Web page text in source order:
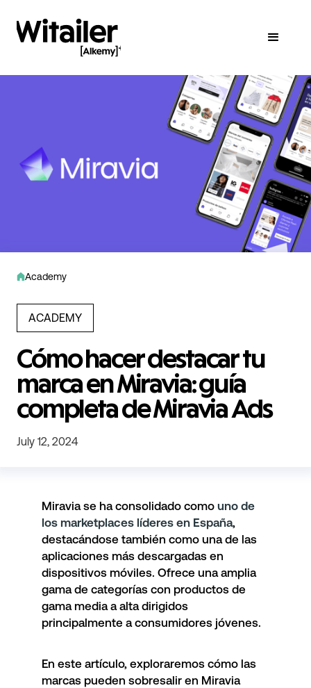
Academy
ACADEMY
Cómo hacer destacar tu
marca en Miravia: guía
completa de Miravia Ads
July 12, 2024
Miraviase ha consolidado como uno de
los marketplaces líderes en España,
destacándose también como una de las
aplicaciones más descargadas en
dispositivos móviles. Ofrece una amplia
gama de categorías con productos de
gama media a alta dirigidos
principalmente a consumidores jóvenes.
En este artículo, exploraremos cómo las
marcas pueden sobresalir en Miravia